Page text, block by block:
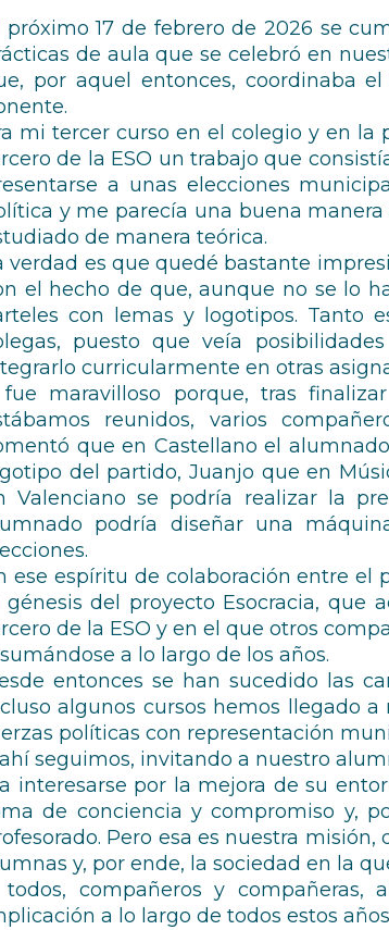
próximo 17 de febrero de 2026 se
de aula que se celebró en
por aquel entonces, coordinaba
mi tercer curso en el colegio y en
de la ESO un trabajo que
a unas elecciones
y me parecía una buena
de manera teórica.
verdad es que quedé bastante
el hecho de que, aunque no se lo
con lemas y logotipos. Tanto
puesto que veía
curricularmente en otras
fue maravilloso porque, tras
reunidos, varios
que en Castellano el
del partido, Juanjo que en
Valenciano se podría realizar la
podría diseñar una
ese espíritu de colaboración entre el
génesis del proyecto Esocracia, que
de la ESO y en el que otros
a lo largo de los años.
entonces se han sucedido las
algunos cursos hemos llegado
políticas con representación
seguimos, invitando a nuestro
interesarse por la mejora de su
de conciencia y compromiso y,
Pero esa es nuestra
y, por ende, la sociedad en la
compañeros y compañeras,
a lo largo de todos estos